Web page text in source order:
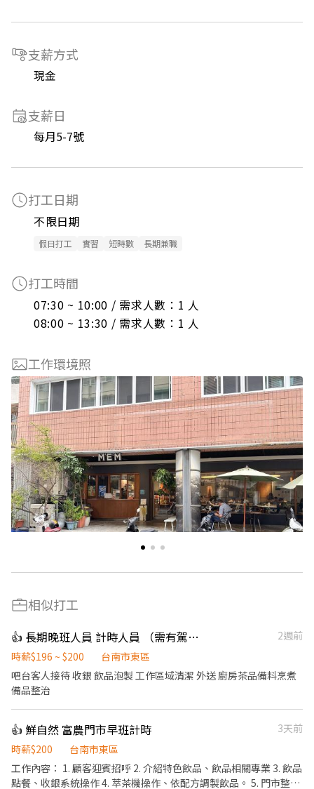
支薪方式
現金
支薪日
每月5-7號
打工日期
不限日期
假日打工 實習 短時數 長期兼職
打工時間
07:30 ~ 10:00 / 需求人數：1 人
08:00 ~ 13:30 / 需求人數：1 人
工作環境照
相似打工
👍 長期晚班人員 計時人員 （需有駕照）
2週前
時薪$196 ~ $200
台南市東區
吧台客人接待 收銀 飲品泡製 工作區域清潔 外送 廚房茶品備料烹煮
備品整治
👍 鮮自然 富農門市早班計時
3天前
時薪$200
台南市東區
工作內容： 1. 顧客迎賓招呼 2. 介紹特色飲品、飲品相關專業 3. 飲品
點餐、收銀系統操作 4. 萃茶機操作、依配方調製飲品。 5. 門市整潔